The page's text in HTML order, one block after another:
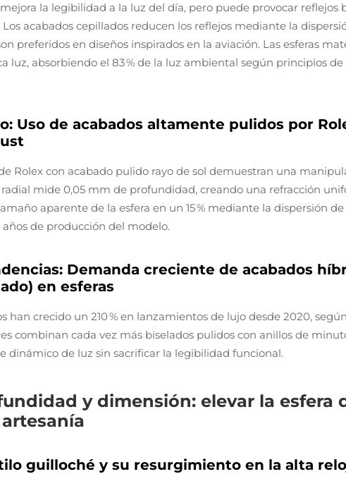
la legibilidad a la luz del día, pero puede provocar reflejos
acabados cepillados reducen los reflejos mediante la
preferidos en diseños inspirados en la aviación. Las esferas
luz, absorbiendo el 83 % de la luz ambiental según principios
Uso de acabados altamente pulidos por
Rolex con acabado pulido rayo de sol demuestran una
radial mide 0,05 mm de profundidad, creando una refracción
aparente de la esfera en un 15 % mediante la dispersión de
de producción del modelo.
Demanda creciente de acabados
en esferas
han crecido un 210 % en lanzamientos de lujo desde 2020,
combinan cada vez más biselados pulidos con anillos de
dinámico de luz sin sacrificar la legibilidad funcional.
y dimensión: elevar la esfera
guilloché y su resurgimiento en la alta